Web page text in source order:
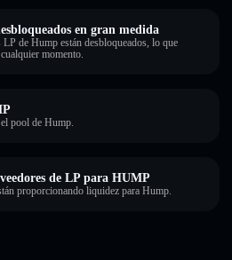
en gran medida
de Hump están desbloqueados, lo que
momento.
pool de Hump.
de LP para HUMP
proporcionando liquidez para Hump.